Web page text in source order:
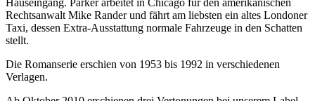
Rechtsanwalt Mike Rander und fährt am liebsten ein altes Londoner
Taxi, dessen Extra-Ausstattung normale Fahrzeuge in den Schatten
stellt.
Die Romanserie erschien von 1953 bis 1992 in verschiedenen
Verlagen.